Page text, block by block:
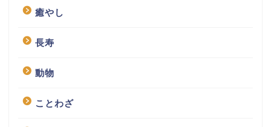
癒やし
長寿
動物
ことわざ